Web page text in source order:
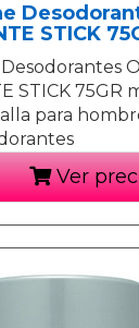
STICK
STICK
para
Ver